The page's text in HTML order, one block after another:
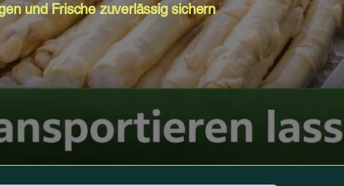
und Frische zuverlässig sichern